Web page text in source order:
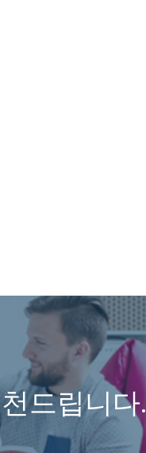
드립니다.